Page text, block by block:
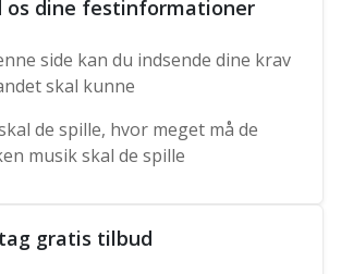
os dine festinformationer
side kan du indsende dine krav
skal kunne
de spille, hvor meget må de
musik skal de spille
gratis tilbud